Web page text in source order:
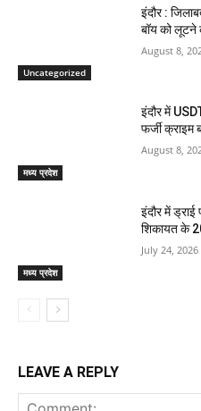
Uncategorized
इंदौर :
बॉय को लूटने
August 8,
मध्य प्रदेश
इंदौर में
फर्जी क्राइम
August 8,
मध्य प्रदेश
इंदौर में
शिकायत के
July 24, 2026
LEAVE A REPLY